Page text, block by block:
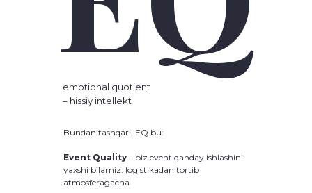
emotional quotient
– hissiy intellekt
Bundan tashqari, EQ bu:
Event Quality – biz event qanday ishlashini
yaxshi bilamiz: logistikadan tortib
atmosferagacha
Vazifalarni delegatsiya qilish
Energiya va faollik
Shaxsiy va ruhiy rivojlanish
(hobbi, sport, sayohatlar, ta’lim, ichki
muvozanat, meditatsiyalar, treninglar,
Rivojlanishga intilish